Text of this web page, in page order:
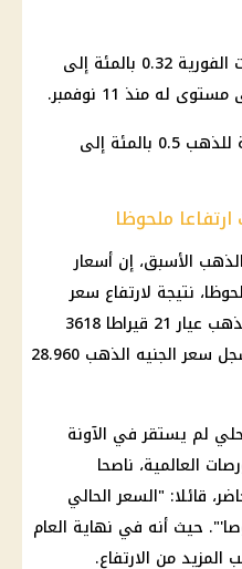
وارتفع سعر الذهب في التعاملات الفورية 0.32 بالمئة إلى
وارتفعت العقود الأمريكية الآجلة للذهب 0.5 بالمئة إلى
ملحوظا
الأسبق، إن أسعار
نتيجة لارتفاع سعر
الذهب عالميا، حيث سجل سعر الذهب عيار 21 قيراطا 3618
جنيها بدلا من 3555 جنيها. . وسجل سعر الجنيه الذهب 28.960
لم يستقر في الآونة
العالمية، ناصحا
قائلا: "السعر الحالي
حيث أنه في نهاية العام